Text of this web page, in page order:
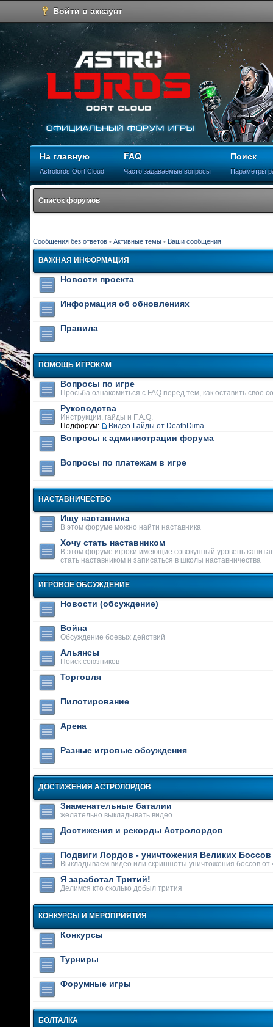
Войти в аккаунт
На главную
Astrolords Oort Cloud
FAQ
Часто задаваемые вопросы
Поиск
Параметры
Список форумов
Сообщения без ответов • Активные темы • Ваши сообщения
ВАЖНАЯ ИНФОРМАЦИЯ
Новости проекта
Информация об обновлениях
Правила
ПОМОЩЬ ИГРОКАМ
Вопросы по игре
Просьба ознакомиться с FAQ перед тем, как оставить свое
Руководства
Инструкции, гайды и F.A.Q.
Подфорум:
Видео-Гайды от DeathDima
Вопросы к администрации форума
Вопросы по платежам в игре
НАСТАВНИЧЕСТВО
Ищу наставника
В этом форуме можно найти наставника
Хочу стать наставником
В этом форуме игроки имеющие совокупный уровень
стать наставником и записаться в школы наставничества
ИГРОВОЕ ОБСУЖДЕНИЕ
Новости (обсуждение)
Война
Обсуждение боевых действий
Альянсы
Поиск союзников
Торговля
Пилотирование
Арена
Разные игровые обсуждения
ДОСТИЖЕНИЯ АСТРОЛОРДОВ
Знаменательные баталии
желательно выкладывать видео.
Достижения и рекорды Астролордов
Подвиги Лордов - уничтожения Великих Боссов
Выкладываем видео или скриншоты уничтожения боссов от
Я заработал Тритий!
Делимся кто сколько добыл трития
КОНКУРСЫ И МЕРОПРИЯТИЯ
Конкурсы
Турниры
Форумные игры
БОЛТАЛКА